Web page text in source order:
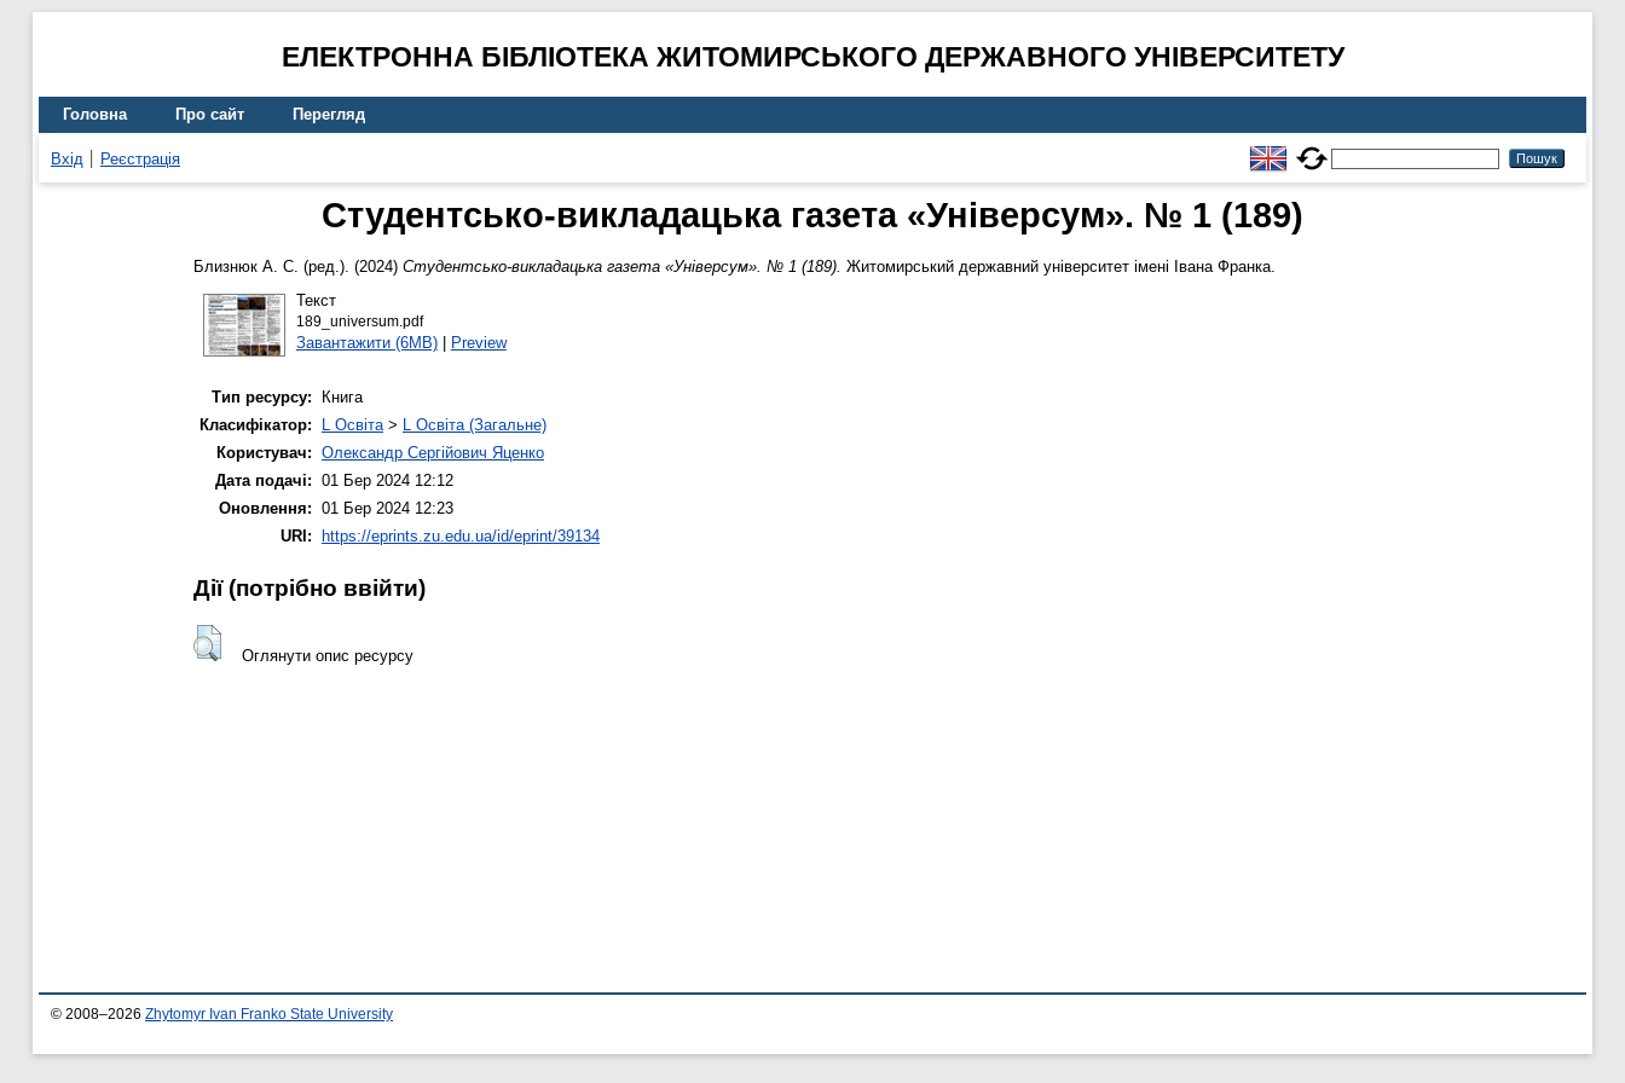
ЕЛЕКТРОННА БІБЛІОТЕКА ЖИТОМИРСЬКОГО ДЕРЖАВНОГО УНІВЕРСИТЕТУ
Головна Про сайт Перегляд
Вхід Реєстрація
Студентсько-викладацька газета «Універсум». № 1 (189)
Близнюк А. С. (ред.). (2024) Студентсько-викладацька газета «Універсум». № 1 (189). Житомирський державний університет імені Івана Франка.
Текст
189_universum.pdf
Завантажити (6MB)| Preview
Тип ресурсу:
Книга
Класифікатор:
L Освіта> L Освіта (Загальне)
Користувач: Олександр Сергійович Яценко
Дата подачі: 01 Бер 2024 12:12
Оновлення: 01 Бер 2024 12:23
URI:
https://eprints.zu.edu.ua/id/eprint/39134
Дії ​​(потрібно ввійти)
Оглянути опис ресурсу
© 2008–2026 Zhytomyr Ivan Franko State University